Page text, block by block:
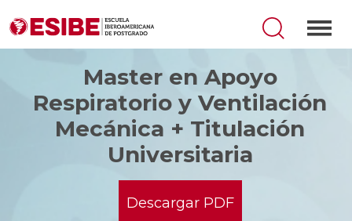
Master en Apoyo
Respiratorio y Ventilación
Mecánica + Titulación
Universitaria
Descargar PDF